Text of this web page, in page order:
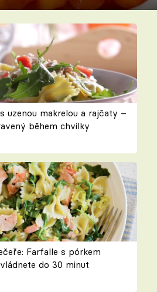
uzenou makrelou a rajčaty –
během chvilky
Farfalle s pórkem
do 30 minut